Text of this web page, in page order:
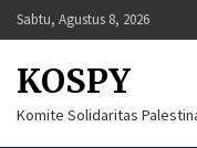
Skip
to
Sabtu, Agustus 8, 2026
KOSPY
Komite Solidaritas